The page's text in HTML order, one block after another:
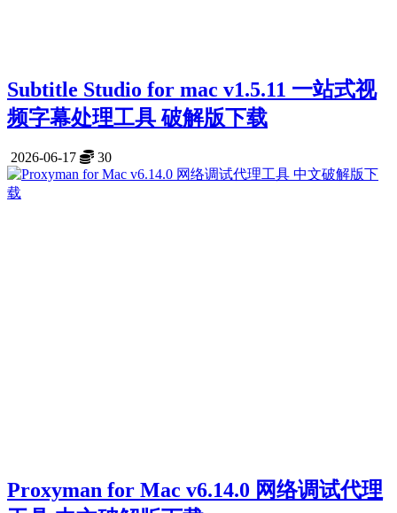
Subtitle Studio for mac v1.5.11 一站式视
频字幕处理工具 破解版下载
2026-06-17 30
Proxyman for Mac v6.14.0 网络调试代理